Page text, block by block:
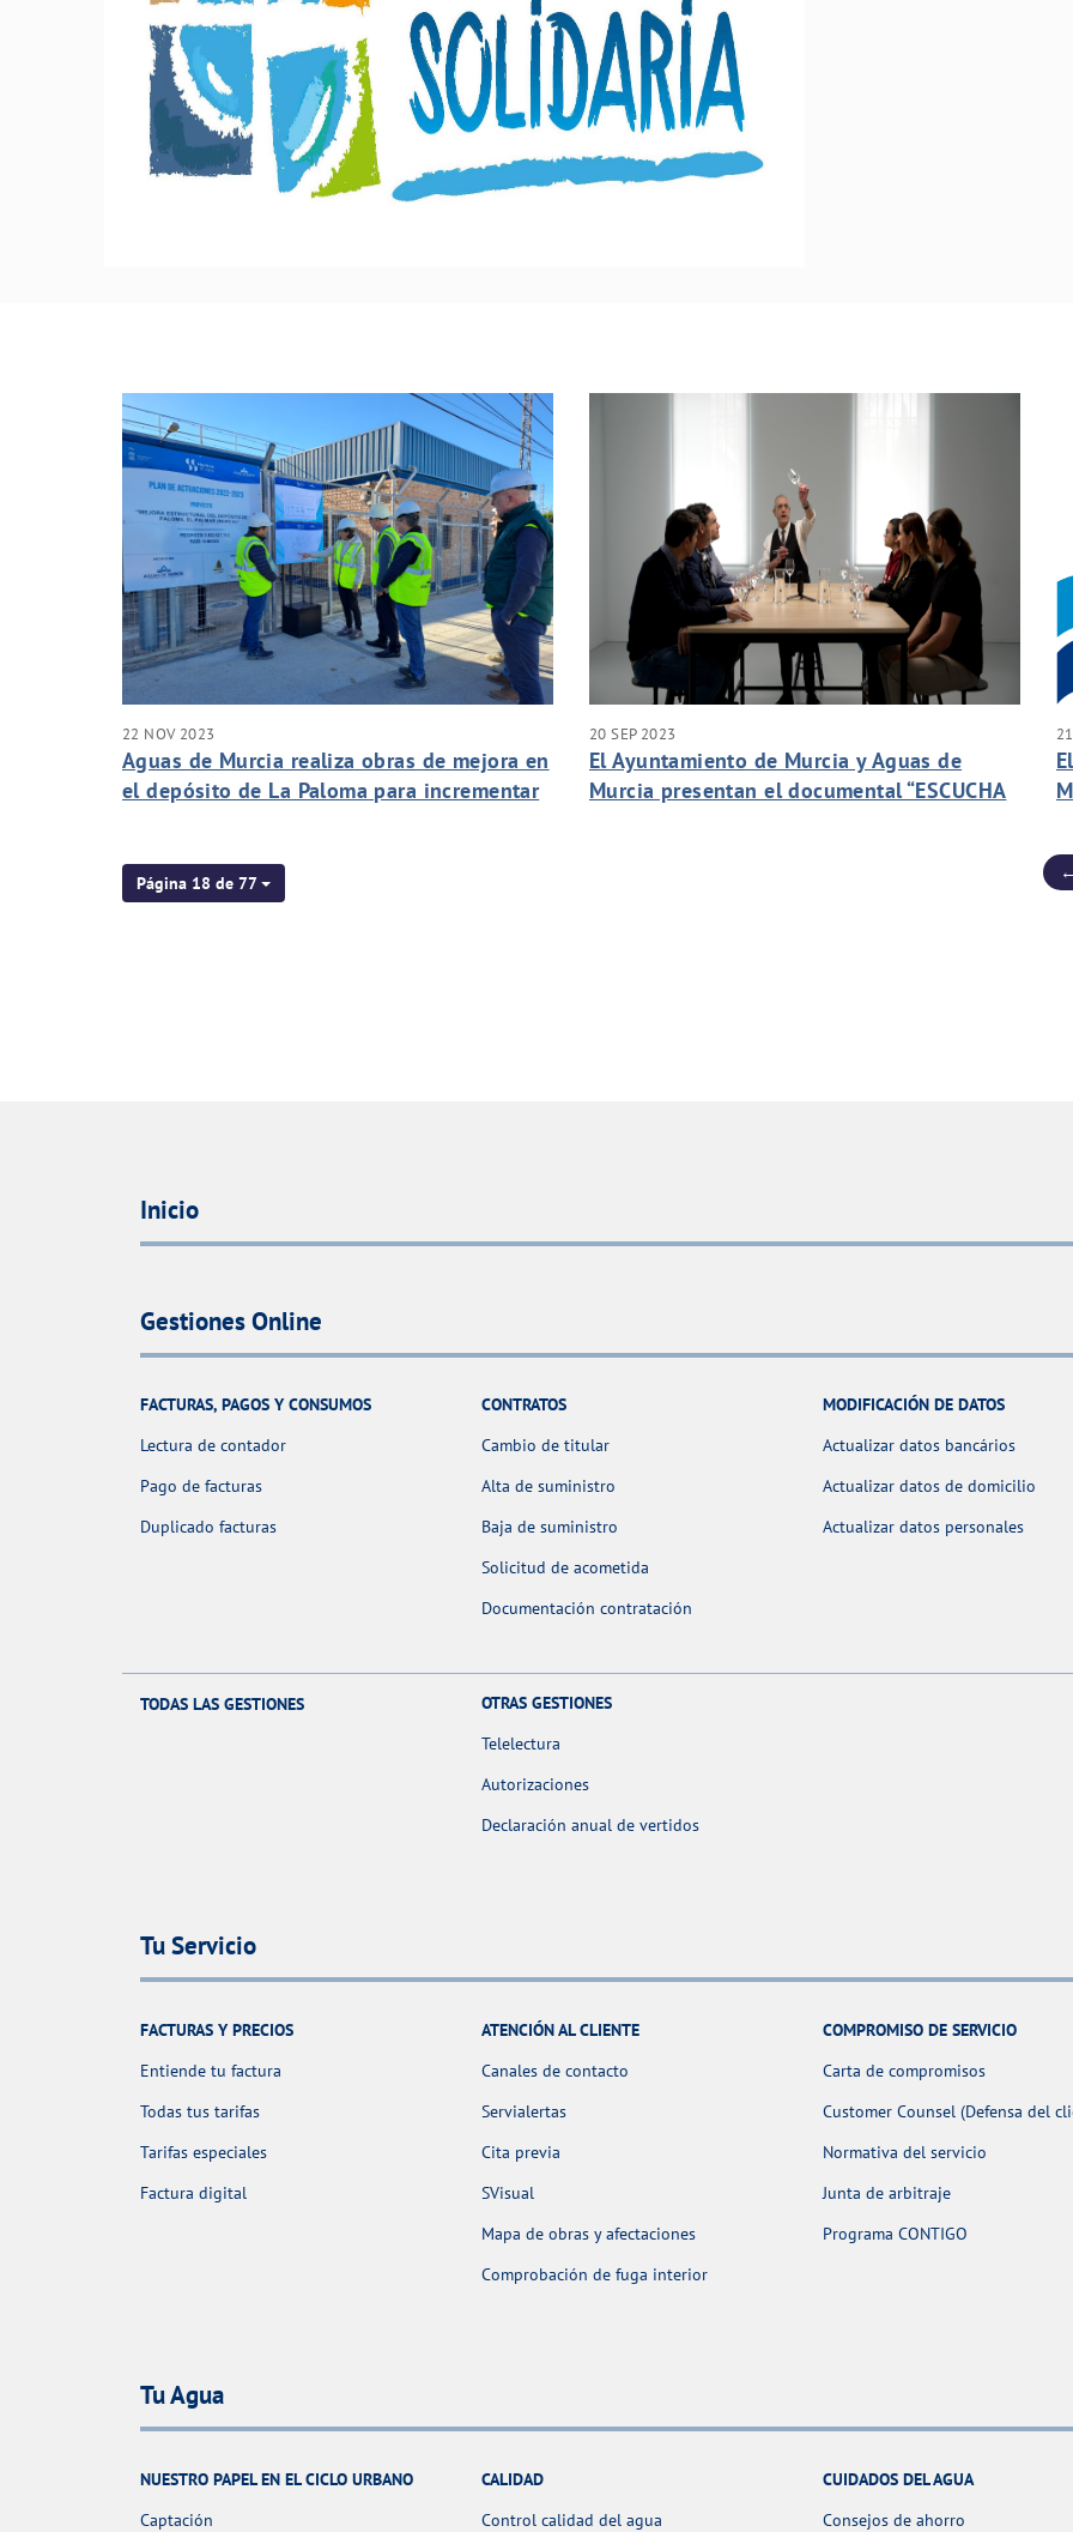
22 NOV 2023
Aguas de Murcia realiza obras de mejora en
el depósito de La Paloma para incrementar
20 SEP 2023
El Ayuntamiento de Murcia y Aguas de
Murcia presentan el documental “ESCUCHA
Página 18 de 77
Inicio
Gestiones Online
FACTURAS, PAGOS Y CONSUMOS
Lectura de contador
Pago de facturas
Duplicado facturas
CONTRATOS
Cambio de titular
Alta de suministro
Baja de suministro
Solicitud de acometida
Documentación contratación
MODIFICACIÓN DE DATOS
Actualizar datos bancários
Actualizar datos de domicilio
Actualizar datos personales
TODAS LAS GESTIONES
OTRAS GESTIONES
Telelectura
Autorizaciones
Declaración anual de vertidos
Tu Servicio
FACTURAS Y PRECIOS
Entiende tu factura
Todas tus tarifas
Tarifas especiales
Factura digital
ATENCIÓN AL CLIENTE
Canales de contacto
Servialertas
Cita previa
SVisual
Mapa de obras y afectaciones
Comprobación de fuga interior
COMPROMISO DE SERVICIO
Carta de compromisos
Customer Counsel (Defensa del
Normativa del servicio
Junta de arbitraje
Programa CONTIGO
Tu Agua
NUESTRO PAPEL EN EL CICLO URBANO
Captación
CALIDAD
Control calidad del agua
CUIDADOS DEL AGUA
Consejos de ahorro